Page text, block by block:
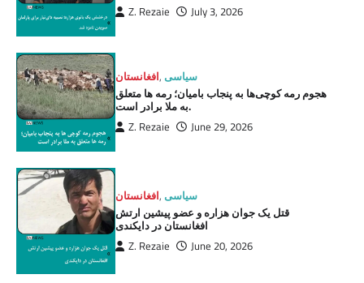
Z. Rezaie July 3, 2026
افغانستان,سیاسی
هجوم رمه کوچی‌ها به پنجاب بامیان؛ رمه ها متعلق
به ملا برادر است.
Z. Rezaie June 29, 2026
افغانستان,سیاسی
قتل یک جوان هزاره و عضو پیشین ارتش
افغانستان در دایکندی
Z. Rezaie June 20, 2026